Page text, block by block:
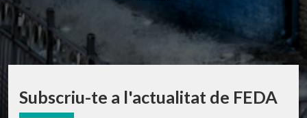
Subscriu-te a l'actualitat de FEDA